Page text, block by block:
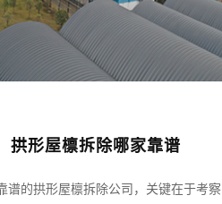
拱形屋檩拆除哪家靠谱
谱的拱形屋檩拆除公司，关键在于考察